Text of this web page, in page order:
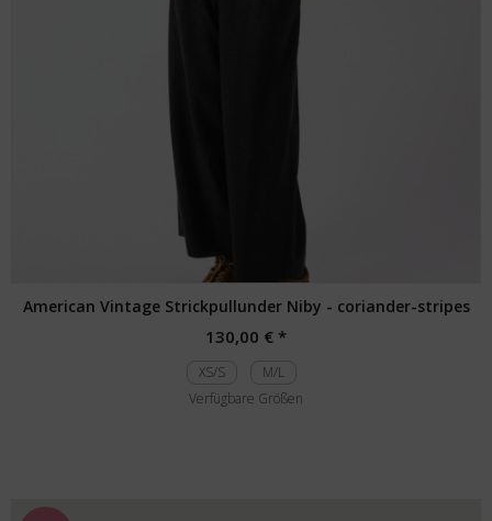
American Vintage Strickpullunder Niby - coriander-stripes
130,00 € *
XS/S
M/L
Verfügbare Größen